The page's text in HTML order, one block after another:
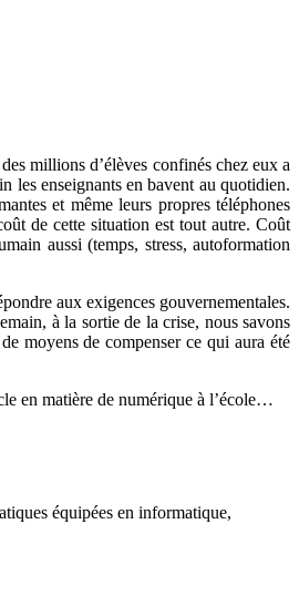
millions d’élèves confinés chez eux a
les enseignants en bavent au quotidien.
et même leurs propres téléphones
de cette situation est tout autre. Coût
aussi (temps, stress, autoformation
aux exigences gouvernementales.
à la sortie de la crise, nous savons
moyens de compenser ce qui aura été
en matière de numérique à l’école…
équipées en informatique,